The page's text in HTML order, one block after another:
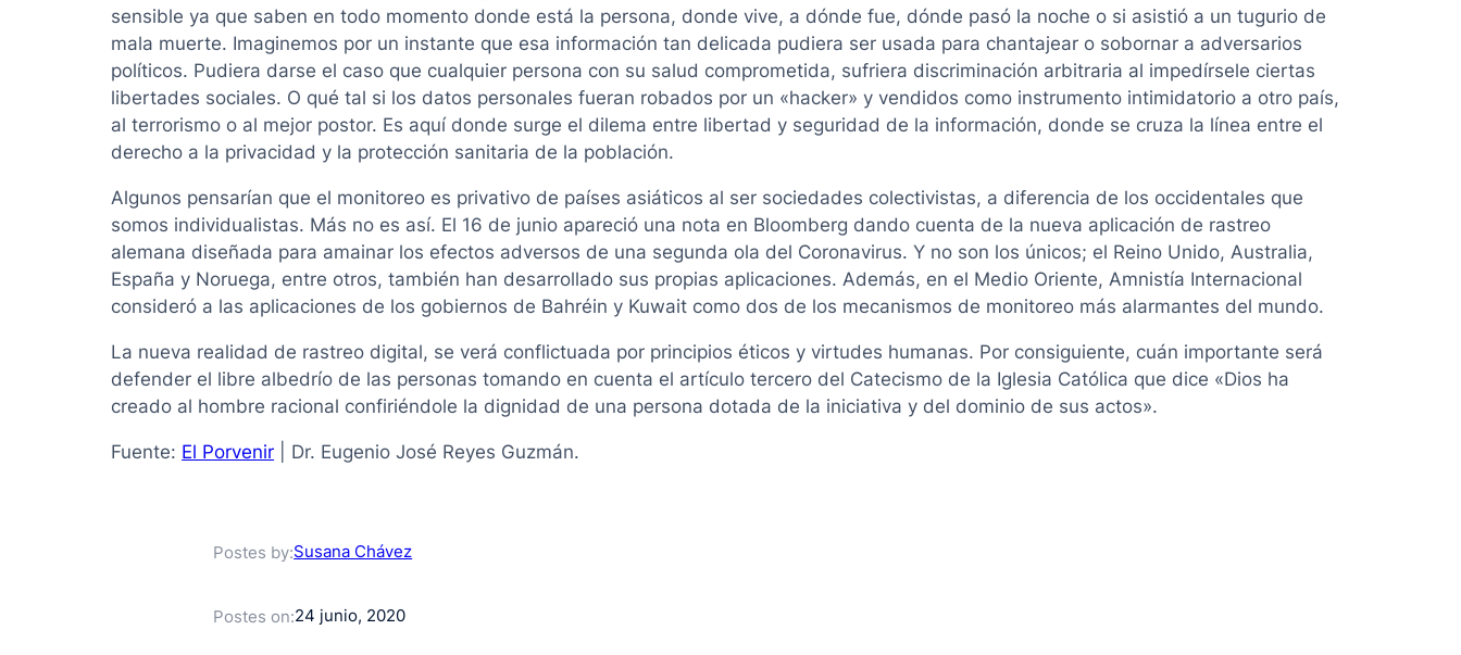
sensible ya que saben en todo momento donde está la persona, donde vive, a dónde fue, dónde pasó la noche o si asistió a un tugurio de
mala muerte. Imaginemos por un instante que esa información tan delicada pudiera ser usada para chantajear o sobornar a adversarios
políticos. Pudiera darse el caso que cualquier persona con su salud comprometida, sufriera discriminación arbitraria al impedírsele ciertas
libertades sociales. O qué tal si los datos personales fueran robados por un «hacker» y vendidos como instrumento intimidatorio a otro país,
al terrorismo o al mejor postor. Es aquí donde surge el dilema entre libertad y seguridad de la información, donde se cruza la línea entre el
derecho a la privacidad y la protección sanitaria de la población.
Algunos pensarían que el monitoreo es privativo de países asiáticos al ser sociedades colectivistas, a diferencia de los occidentales que
somos individualistas. Más no es así. El 16 de junio apareció una nota en Bloomberg dando cuenta de la nueva aplicación de rastreo
alemana diseñada para amainar los efectos adversos de una segunda ola del Coronavirus. Y no son los únicos; el Reino Unido, Australia,
España y Noruega, entre otros, también han desarrollado sus propias aplicaciones. Además, en el Medio Oriente, Amnistía Internacional
consideró a las aplicaciones de los gobiernos de Bahréin y Kuwait como dos de los mecanismos de monitoreo más alarmantes del mundo.
La nueva realidad de rastreo digital, se verá conflictuada por principios éticos y virtudes humanas. Por consiguiente, cuán importante será
defender el libre albedrío de las personas tomando en cuenta el artículo tercero del Catecismo de la Iglesia Católica que dice «Dios ha
creado al hombre racional confiriéndole la dignidad de una persona dotada de la iniciativa y del dominio de sus actos».
Fuente: El Porvenir | Dr. Eugenio José Reyes Guzmán.
Postes by:Susana Chávez
Postes on:24 junio, 2020